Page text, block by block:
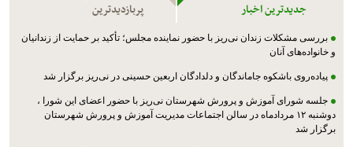
جدیدترین اخبار پربازدیدترین
بررسی مشکلات زندان نی‌ریز با حضور نماینده مجلس؛ تأکید بر حمایت از زندانیان
و خانواده‌های آنان
پیاده‌روی باشکوه جاماندگان و دلدادگان اربعین حسینی در نی‌ریز برگزار شد
جلسه شورای آموزش و پرورش شهرستان نی‌ریز با حضور اعضای این شورا ،
دوشنبه ۱۲ مردادماه در سالن اجتماعات مدیریت آموزش و پرورش شهرستان
برگزار شد